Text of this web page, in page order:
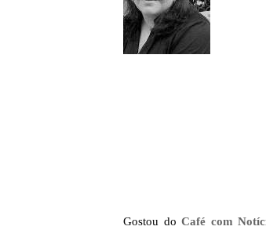
Gostou do Café com